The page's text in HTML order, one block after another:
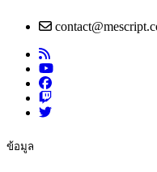
ข้อมูล